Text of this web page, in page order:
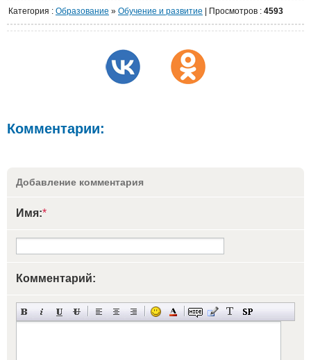
Категория : Образование » Обучение и развитие Просмотров : 4593
Комментарии:
Добавление комментария
Имя:*
Комментарий: